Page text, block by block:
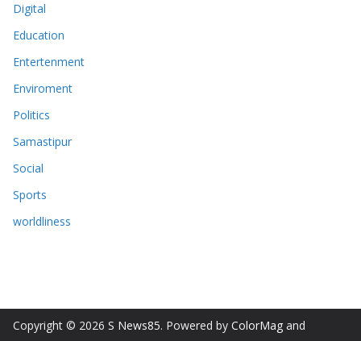
Digital
Education
Entertenment
Enviroment
Politics
Samastipur
Social
Sports
worldliness
Copyright © 2026 S News85. Powered by ColorMag and